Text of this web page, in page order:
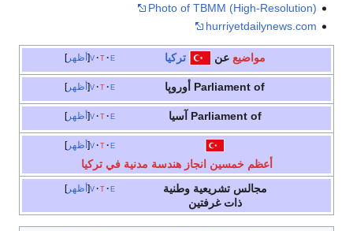
Photo of TBMM (High-Resolution)
hurriyetdailynews.com
أظهر v t e مواضيع عن تركيا
أظهر v t e Parliament of أوروپا
أظهر v t e Parliament of آسيا
أظهر v t e
أعظم خمسين انجاز هندسة مدنية في تركيا
أظهر v t e
مجالس تشريعية وطنية
ذات غرفتين